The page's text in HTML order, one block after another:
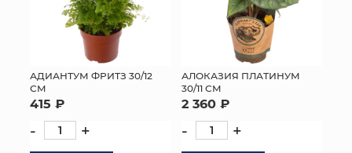
АДИАНТУМ ФРИТЗ 30/12
СМ
415 ₽
- +
АЛОКАЗИЯ ПЛАТИНУМ
30/11 СМ
2 360 ₽
- +